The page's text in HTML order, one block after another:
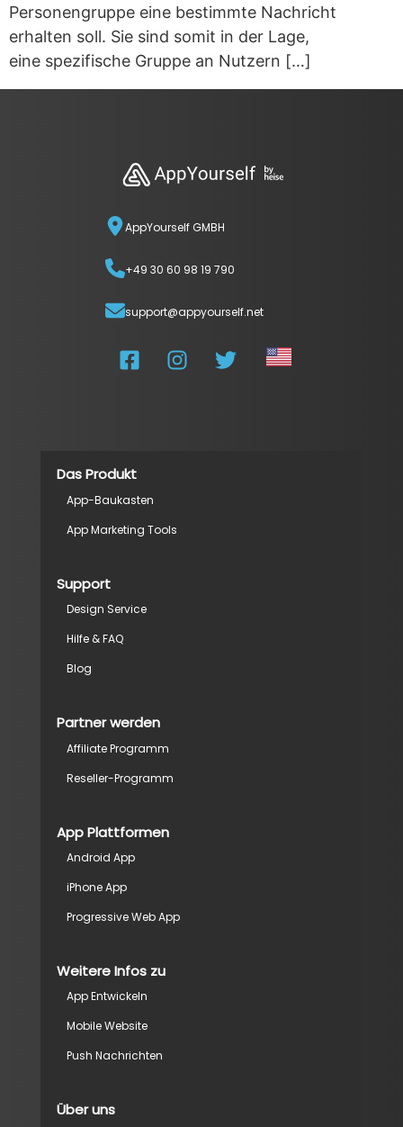
Personengruppe eine bestimmte Nachricht
erhalten soll. Sie sind somit in der Lage,
eine spezifische Gruppe an Nutzern […]
AppYourself GMBH
+49 30 60 98 19 790
support@appyourself.net
Das Produkt
App-Baukasten
App Marketing Tools
Support
Design Service
Hilfe & FAQ
Blog
Partner werden
Affiliate Programm
Reseller-Programm
App Plattformen
Android App
iPhone App
Progressive Web App
Weitere Infos zu
App Entwickeln
Mobile Website
Push Nachrichten
Über uns